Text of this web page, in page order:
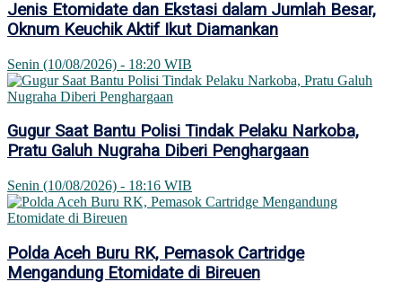
Jenis Etomidate dan Ekstasi dalam Jumlah Besar,
Oknum Keuchik Aktif Ikut Diamankan
Senin (10/08/2026) - 18:20 WIB
Gugur Saat Bantu Polisi Tindak Pelaku Narkoba,
Pratu Galuh Nugraha Diberi Penghargaan
Senin (10/08/2026) - 18:16 WIB
Polda Aceh Buru RK, Pemasok Cartridge
Mengandung Etomidate di Bireuen